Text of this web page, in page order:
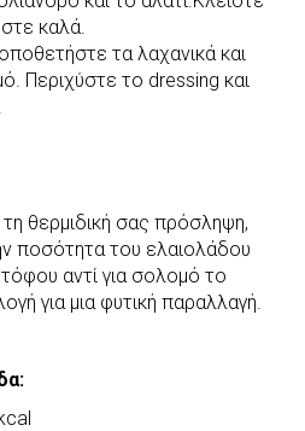
καλά.
τα λαχανικά και
Περιχύστε το dressing και
θερμιδική σας πρόσληψη,
ποσότητα του ελαιολάδου
αντί για σολομό το
για μια φυτική παραλλαγή.